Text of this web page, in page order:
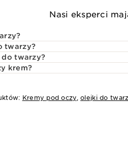
Nasi eksperci
twarzy?
do twarzy?
krem?
Kremy pod oczy,olejki do